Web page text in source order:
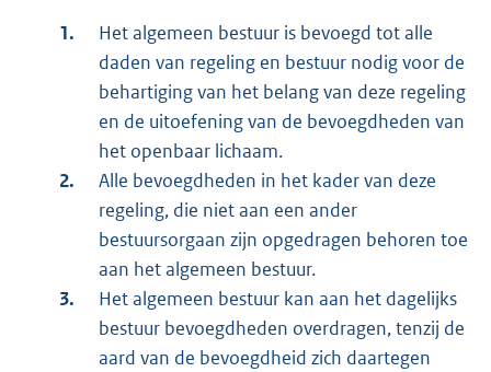
Het algemeen bestuur is bevoegd tot alle
daden van regeling en bestuur nodig voor de
behartiging van het belang van deze regeling
en de uitoefening van de bevoegdheden van
het openbaar lichaam.
Alle bevoegdheden in het kader van deze
regeling, die niet aan een ander
bestuursorgaan zijn opgedragen behoren toe
aan het algemeen bestuur.
Het algemeen bestuur kan aan het dagelijks
bestuur bevoegdheden overdragen, tenzij de
aard van de bevoegdheid zich daartegen